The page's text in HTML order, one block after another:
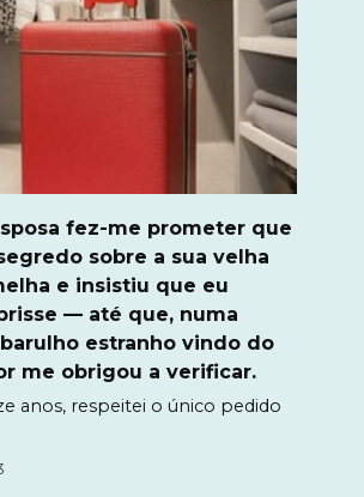
fez-me prometer que
sobre a sua velha
e insistiu que eu
— até que, numa
estranho vindo do
me obrigou a verificar.
anos, respeitei o único pedido